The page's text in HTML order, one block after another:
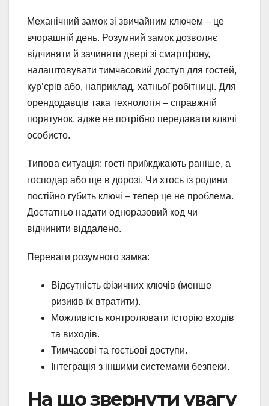
Механічний замок зі звичайним ключем – це
вчорашній день. Розумний замок дозволяє
відчиняти й зачиняти двері зі смартфону,
налаштовувати тимчасовий доступ для гостей,
кур’єрів або, наприклад, хатньої робітниці. Для
орендодавців така технологія – справжній
порятунок, адже не потрібно передавати ключі
особисто.
Типова ситуація: гості приїжджають раніше, а
господар або ще в дорозі. Чи хтось із родини
постійно губить ключі – тепер це не проблема.
Достатньо надати одноразовий код чи
відчинити віддалено.
Переваги розумного замка:
Відсутність фізичних ключів (менше
ризиків їх втратити).
Можливість контролювати історію входів
та виходів.
Тимчасові та гостьові доступи.
Інтеграція з іншими системами безпеки.
На що звернути увагу